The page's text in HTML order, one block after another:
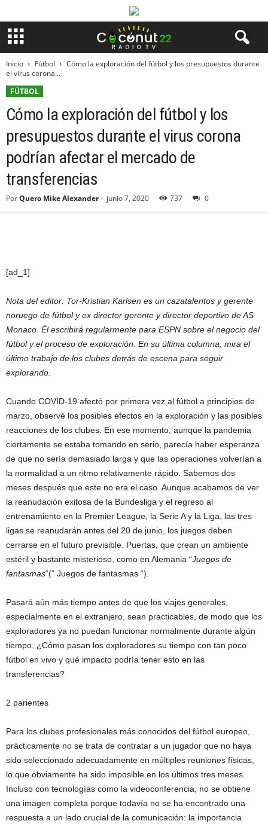
Inicio Fútbol
Cómo la exploración del fútbol y los presupuestos durante
el virus corona...
FÚTBOL
Cómo la exploración del fútbol y los
presupuestos durante el virus corona
podrían afectar el mercado de
transferencias
PorQuero Mike Alexander- junio 7, 2020 737 0
[ad_1]
Nota del editor: Tor-Kristian Karlsen es un cazatalentos y gerente
noruego de fútbol y ex director gerente y director deportivo de AS
Monaco. Él escribirá regularmente para ESPN sobre el negocio del
fútbol y el proceso de exploración. En su última columna, mira el
último trabajo de los clubes detrás de escena para seguir
explorando.
Cuando COVID-19 afectó por primera vez al fútbol a principios de
marzo, observé los posibles efectos en la exploración y las posibles
reacciones de los clubes. En ese momento, aunque la pandemia
ciertamente se estaba tomando en serio, parecía haber esperanza
de que no sería demasiado larga y que las operaciones volverían a
la normalidad a un ritmo relativamente rápido. Sabemos dos
meses después que este no era el caso. Aunque acabamos de ver
la reanudación exitosa de la Bundesliga y el regreso al
entrenamiento en la Premier League, la Serie A y la Liga, las tres
ligas se reanudarán antes del 20 de junio, los juegos deben
cerrarse en el futuro previsible. Puertas, que crean un ambiente
estéril y bastante misterioso, como en Alemania “Juegos de
fantasmas“(” Juegos de fantasmas “).
Pasará aún más tiempo antes de que los viajes generales,
especialmente en el extranjero, sean practicables, de modo que los
exploradores ya no puedan funcionar normalmente durante algún
tiempo. ¿Cómo pasan los exploradores su tiempo con tan poco
fútbol en vivo y qué impacto podría tener esto en las
transferencias?
2 parientes
Para los clubes profesionales más conocidos del fútbol europeo,
prácticamente no se trata de contratar a un jugador que no haya
sido seleccionado adecuadamente en múltiples reuniones físicas,
lo que obviamente ha sido imposible en los últimos tres meses.
Incluso con tecnologías como la videoconferencia, no se obtiene
una imagen completa porque todavía no se ha encontrado una
respuesta a un lado crucial de la comunicación: la importancia